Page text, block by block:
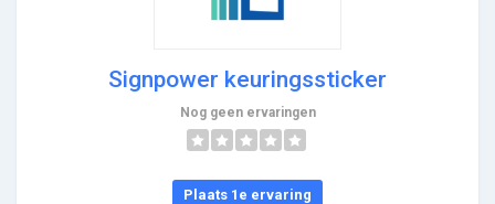
Signpower keuringssticker
Nog geen ervaringen
Plaats 1e ervaring